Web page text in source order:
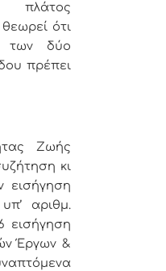
ότι
των δύο
πρέπει
Ζωής
κι
εισήγηση
αριθμ.
εισήγηση
Έργων &